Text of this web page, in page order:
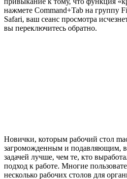
нажмете Command+Tab на группу
Safari, ваш сеанс просмотра
вы переключитесь обратно.
Новички, которым рабочий стол
загроможденным и подавляющим,
задачей лучше, чем те, кто
подход к работе. Многие
несколько рабочих столов для